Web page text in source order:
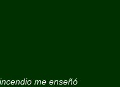
me enseñó